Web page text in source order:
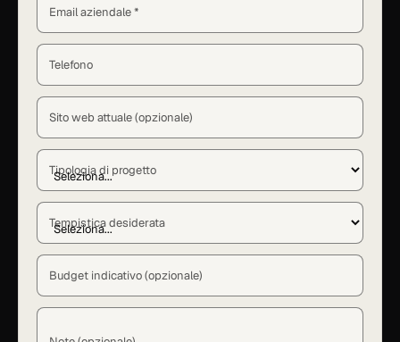
Email aziendale *
Telefono
Sito web attuale (opzionale)
Tipologia di progetto
Tempistica desiderata
Budget indicativo (opzionale)